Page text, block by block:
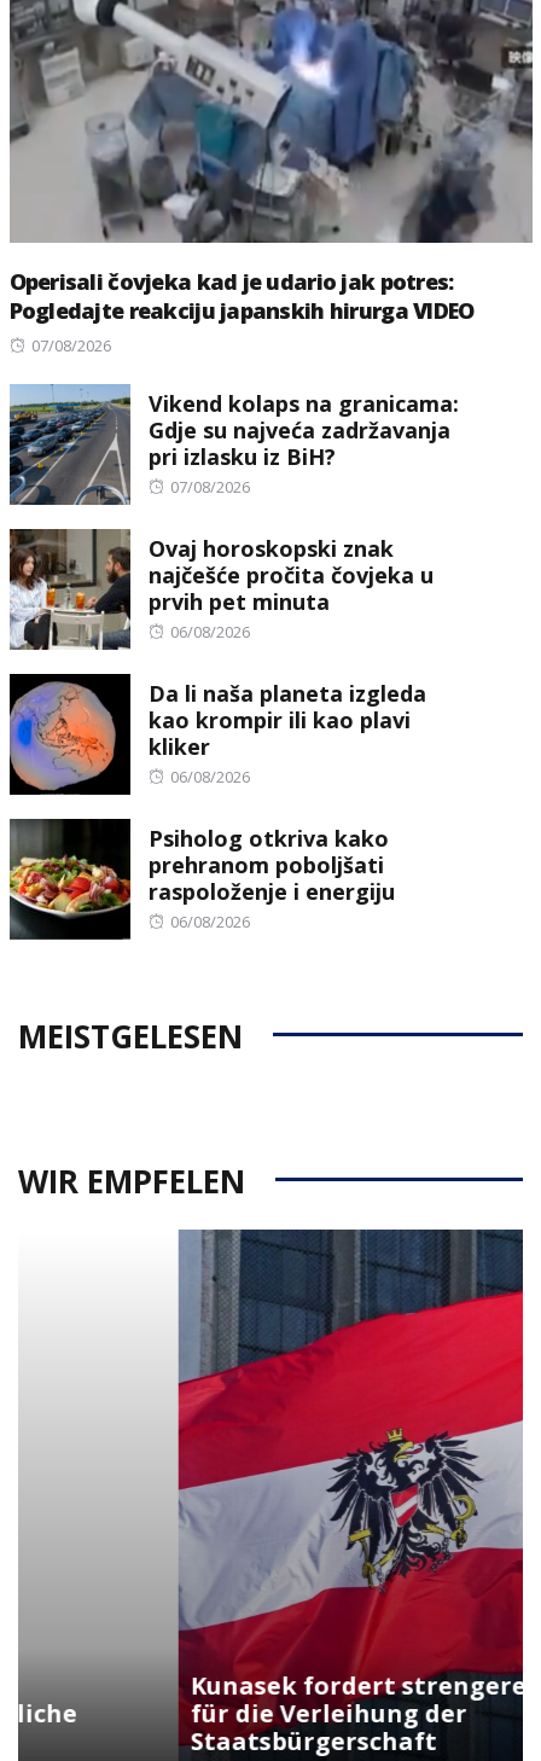
Operisali čovjeka kad je udario jak potres:
Pogledajte reakciju japanskih hirurga VIDEO
Posted
07/08/2026
Vikend kolaps na granicama:
Gdje su najveća zadržavanja
pri izlasku iz BiH?
Posted
07/08/2026
Ovaj horoskopski znak
najčešće pročita čovjeka u
prvih pet minuta
Posted
06/08/2026
Da li naša planeta izgleda
kao krompir ili kao plavi
kliker
Posted
06/08/2026
Psiholog otkriva kako
prehranom poboljšati
raspoloženje i energiju
Posted
06/08/2026
MEISTGELESEN
WIR EMPFELEN
Kunasek fordert strengere Regeln
für die Verleihung der
Staatsbürgerschaft